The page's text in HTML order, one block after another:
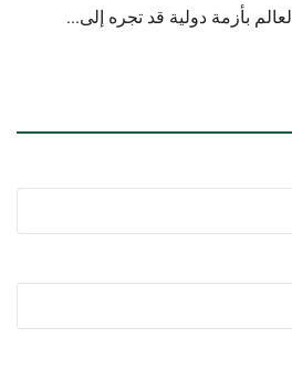
بأزمة دولية قد تجره إلى...